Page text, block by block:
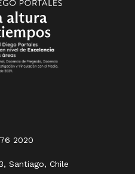
2020
Santiago, Chile